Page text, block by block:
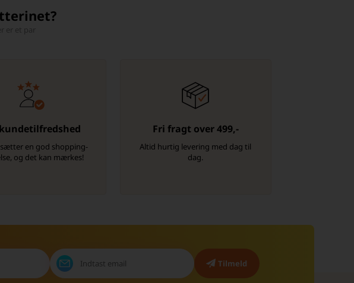
en god shopping-
og det kan mærkes!
Fri fragt over 499,-
Altid hurtig levering med dag til
dag.